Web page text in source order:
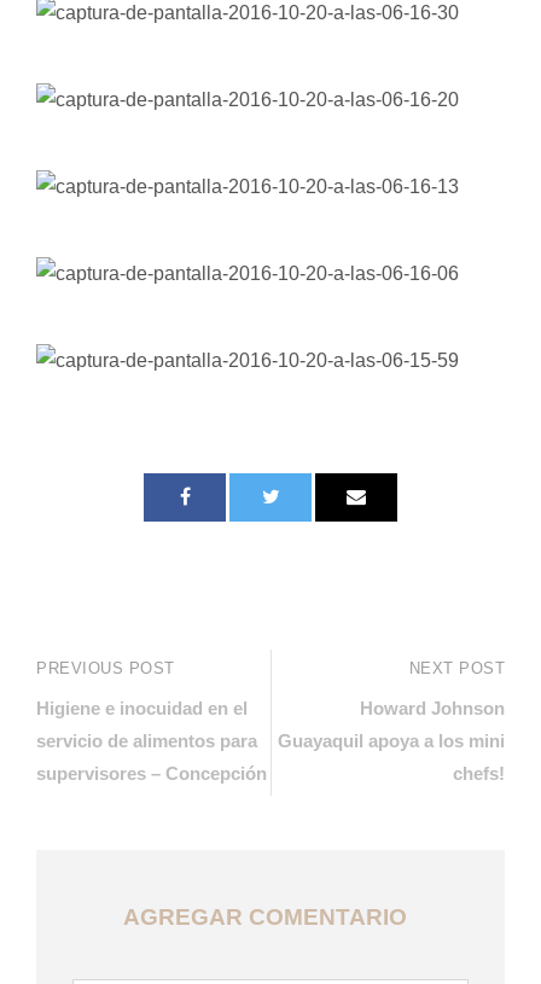
PREVIOUS POST
Higiene e inocuidad en el
servicio de alimentos para
supervisores – Concepción
NEXT POST
Howard Johnson
Guayaquil apoya a los mini
chefs!
AGREGAR COMENTARIO